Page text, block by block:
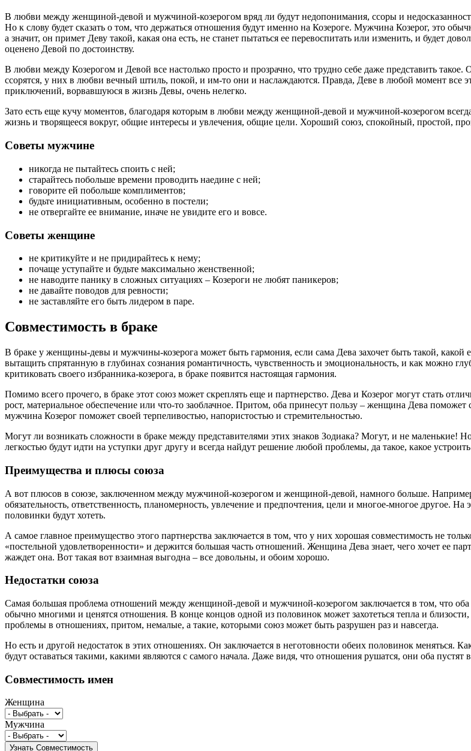
В любви между женщиной-девой и мужчиной-козерогом вряд ли будут недопонимания, ссоры и
Но к слову будет сказать о том, что держаться отношения будут именно на Козероге. Мужчина Козерог, это
а значит, он примет Деву такой, какая она есть, не станет пытаться ее перевоспитать или изменить, и будет
оценено Девой по достоинству.
В любви между Козерогом и Девой все настолько просто и прозрачно, что трудно себе даже представить
ссорятся, у них в любви вечный штиль, покой, и им-то они и наслаждаются. Правда, Деве в любой момент все
приключений, ворвавшуюся в жизнь Девы, очень нелегко.
Зато есть еще кучу моментов, благодаря которым в любви между женщиной-девой и мужчиной-козерогом
жизнь и творящееся вокруг, общие интересы и увлечения, общие цели. Хороший союз, спокойный, простой,
Советы мужчине
никогда не пытайтесь споить с ней;
старайтесь побольше времени проводить наедине с ней;
говорите ей побольше комплиментов;
будьте инициативным, особенно в постели;
не отвергайте ее внимание, иначе не увидите его и вовсе.
Советы женщине
не критикуйте и не придирайтесь к нему;
почаще уступайте и будьте максимально женственной;
не наводите панику в сложных ситуациях – Козероги не любят паникеров;
не давайте поводов для ревности;
не заставляйте его быть лидером в паре.
Совместимость в браке
В браке у женщины-девы и мужчины-козерога может быть гармония, если сама Дева захочет быть такой, какой
вытащить спрятанную в глубинах сознания романтичность, чувственность и эмоциональность, и как можно
критиковать своего избранника-козерога, в браке появится настоящая гармония.
Помимо всего прочего, в браке этот союз может скреплять еще и партнерство. Дева и Козерог могут стать
рост, материальное обеспечение или что-то заоблачное. Притом, оба принесут пользу – женщина Дева
мужчина Козерог поможет своей терпеливостью, напористостью и стремительностью.
Могут ли возникать сложности в браке между представителями этих знаков Зодиака? Могут, и не маленькие!
легкостью будут идти на уступки друг другу и всегда найдут решение любой проблемы, да такое, какое
Преимущества и плюсы союза
А вот плюсов в союзе, заключенном между мужчиной-козерогом и женщиной-девой, намного больше.
обязательность, ответственность, планомерность, увлечение и предпочтения, цели и многое-многое другое.
половинки будут хотеть.
А самое главное преимущество этого партнерства заключается в том, что у них хорошая совместимость не
«постельной удовлетворенности» и держится большая часть отношений. Женщина Дева знает, чего хочет ее
жаждет она. Вот такая вот взаимная выгодна – все довольны, и обоим хорошо.
Недостатки союза
Самая большая проблема отношений между женщиной-девой и мужчиной-козерогом заключается в том, что
обычно многими и ценятся отношения. В конце концов одной из половинок может захотеться тепла и
проблемы в отношениях, притом, немалые, а такие, которыми союз может быть разрушен раз и навсегда.
Но есть и другой недостаток в этих отношениях. Он заключается в неготовности обеих половинок меняться.
будут оставаться такими, какими являются с самого начала. Даже видя, что отношения рушатся, они оба пустят
Совместимость имен
Женщина
Мужчина